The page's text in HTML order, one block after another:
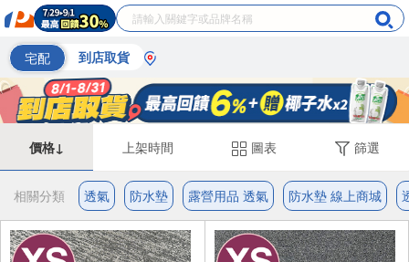
宅配 到店取貨
價格↓ 上架時間 圖表 篩選
相關分類 透氣 防水墊 露營用品 透氣 防水墊 線上商城